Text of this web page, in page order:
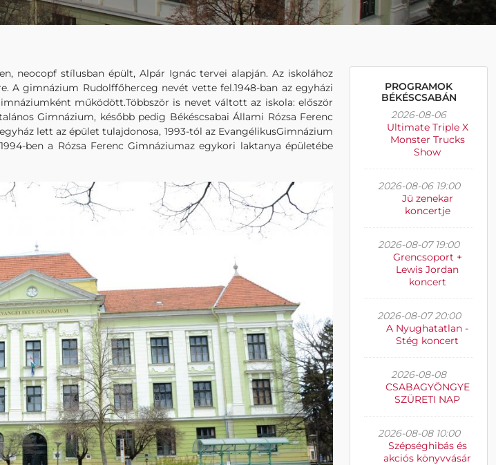
neocopf stílusban épült, Alpár Ignác tervei alapján. Az iskolához
A gimnázium Rudolffőherceg nevét vette fel.1948-ban az egyházi
működött.Többször is nevet váltott az iskola: először
Gimnázium, később pedig Békéscsabai Állami Rózsa Ferenc
lett az épület tulajdonosa, 1993-tól az EvangélikusGimnázium
ben a Rózsa Ferenc Gimnáziumaz egykori laktanya épületébe
PROGRAMOK
BÉKÉSCSABÁN
2026-08-06
Ultimate Triple X
Monster Trucks
Show
2026-08-06 19:00
Jü zenekar
koncertje
2026-08-07 19:00
Grencsoport +
Lewis Jordan
koncert
2026-08-07 20:00
A Nyughatatlan -
Stég koncert
2026-08-08
CSABAGYÖNGYE
SZÜRETI NAP
2026-08-08 10:00
Szépséghibás és
akciós könyvvásár